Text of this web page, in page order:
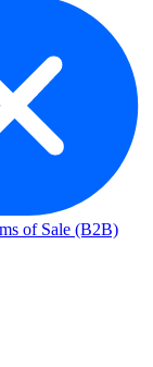
of Sale (B2B)